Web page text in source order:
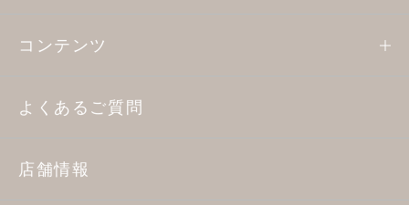
コンテンツ
よくあるご質問
店舗情報